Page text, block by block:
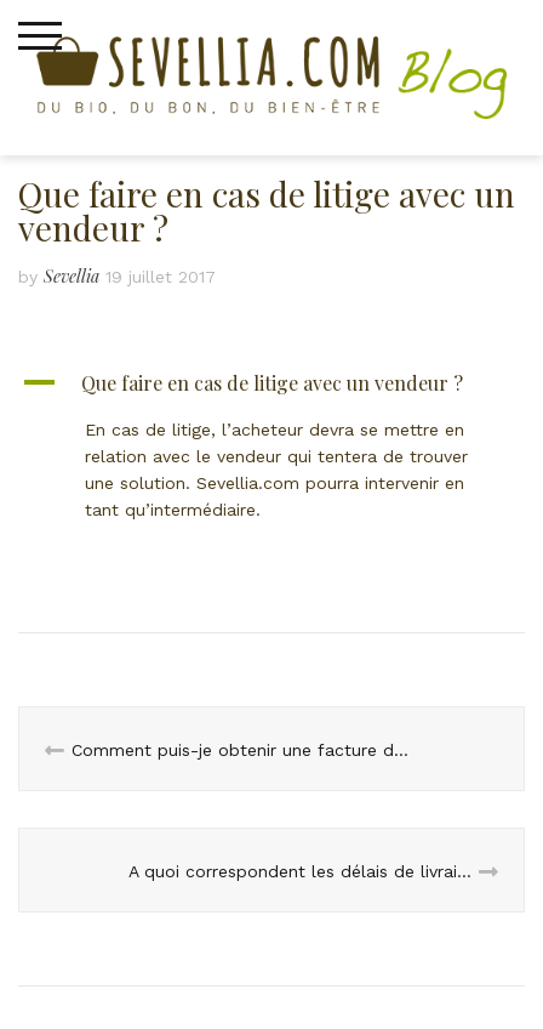
content
Que faire en cas de litige avec un
vendeur ?
by Sevellia 19 juillet 2017
A Que faire en cas de litige avec un vendeur ?
En cas de litige, l’acheteur devra se mettre en
relation avec le vendeur qui tentera de trouver
une solution. Sevellia.com pourra intervenir en
tant qu’intermédiaire.
Comment puis-je obtenir une facture de ma commande ?
A quoi correspondent les délais de livraison indiqués sur les fiches produits ?